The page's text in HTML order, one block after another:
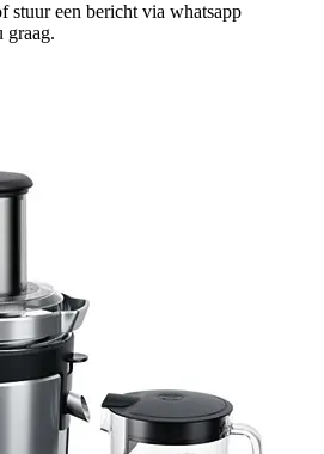
stuur een bericht via whatsapp
graag.